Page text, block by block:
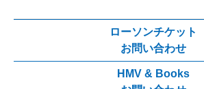
ローソンチケット
お問い合わせ
HMV & Books